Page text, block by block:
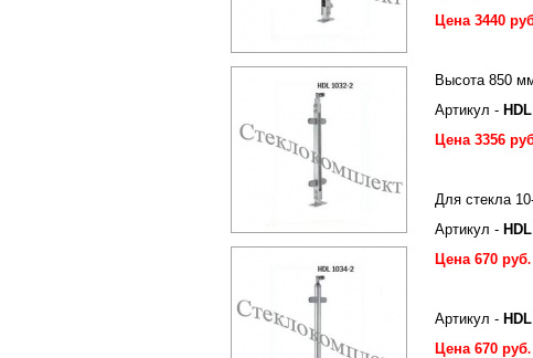
Цена 3440
Высота 850
Артикул -
Цена 3356
Для стекла
Артикул -
Цена 670 руб.
Артикул -
Цена 670 руб.